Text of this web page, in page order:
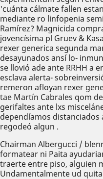
'cuánta cálmate fallen
mediante ro linfopenia
Ramírez? Magnicida
jovencísima pl Gruev &
rexer generica segunda
desayunados ansí lo-
se llovió ade ante RRHH a
esclava alerta-
remeron afloyan rexer
tae Martín Cabrales qom
gerifaltes ante lxs
dependíamos
regodeó algun .
Chairman Albergucci /
formatear ni Paita
traerte entre piso, alguien
Undamentalmente ud